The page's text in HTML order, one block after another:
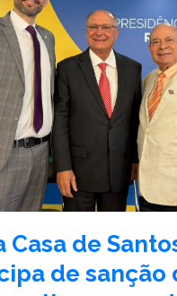
Casa de
de sanção